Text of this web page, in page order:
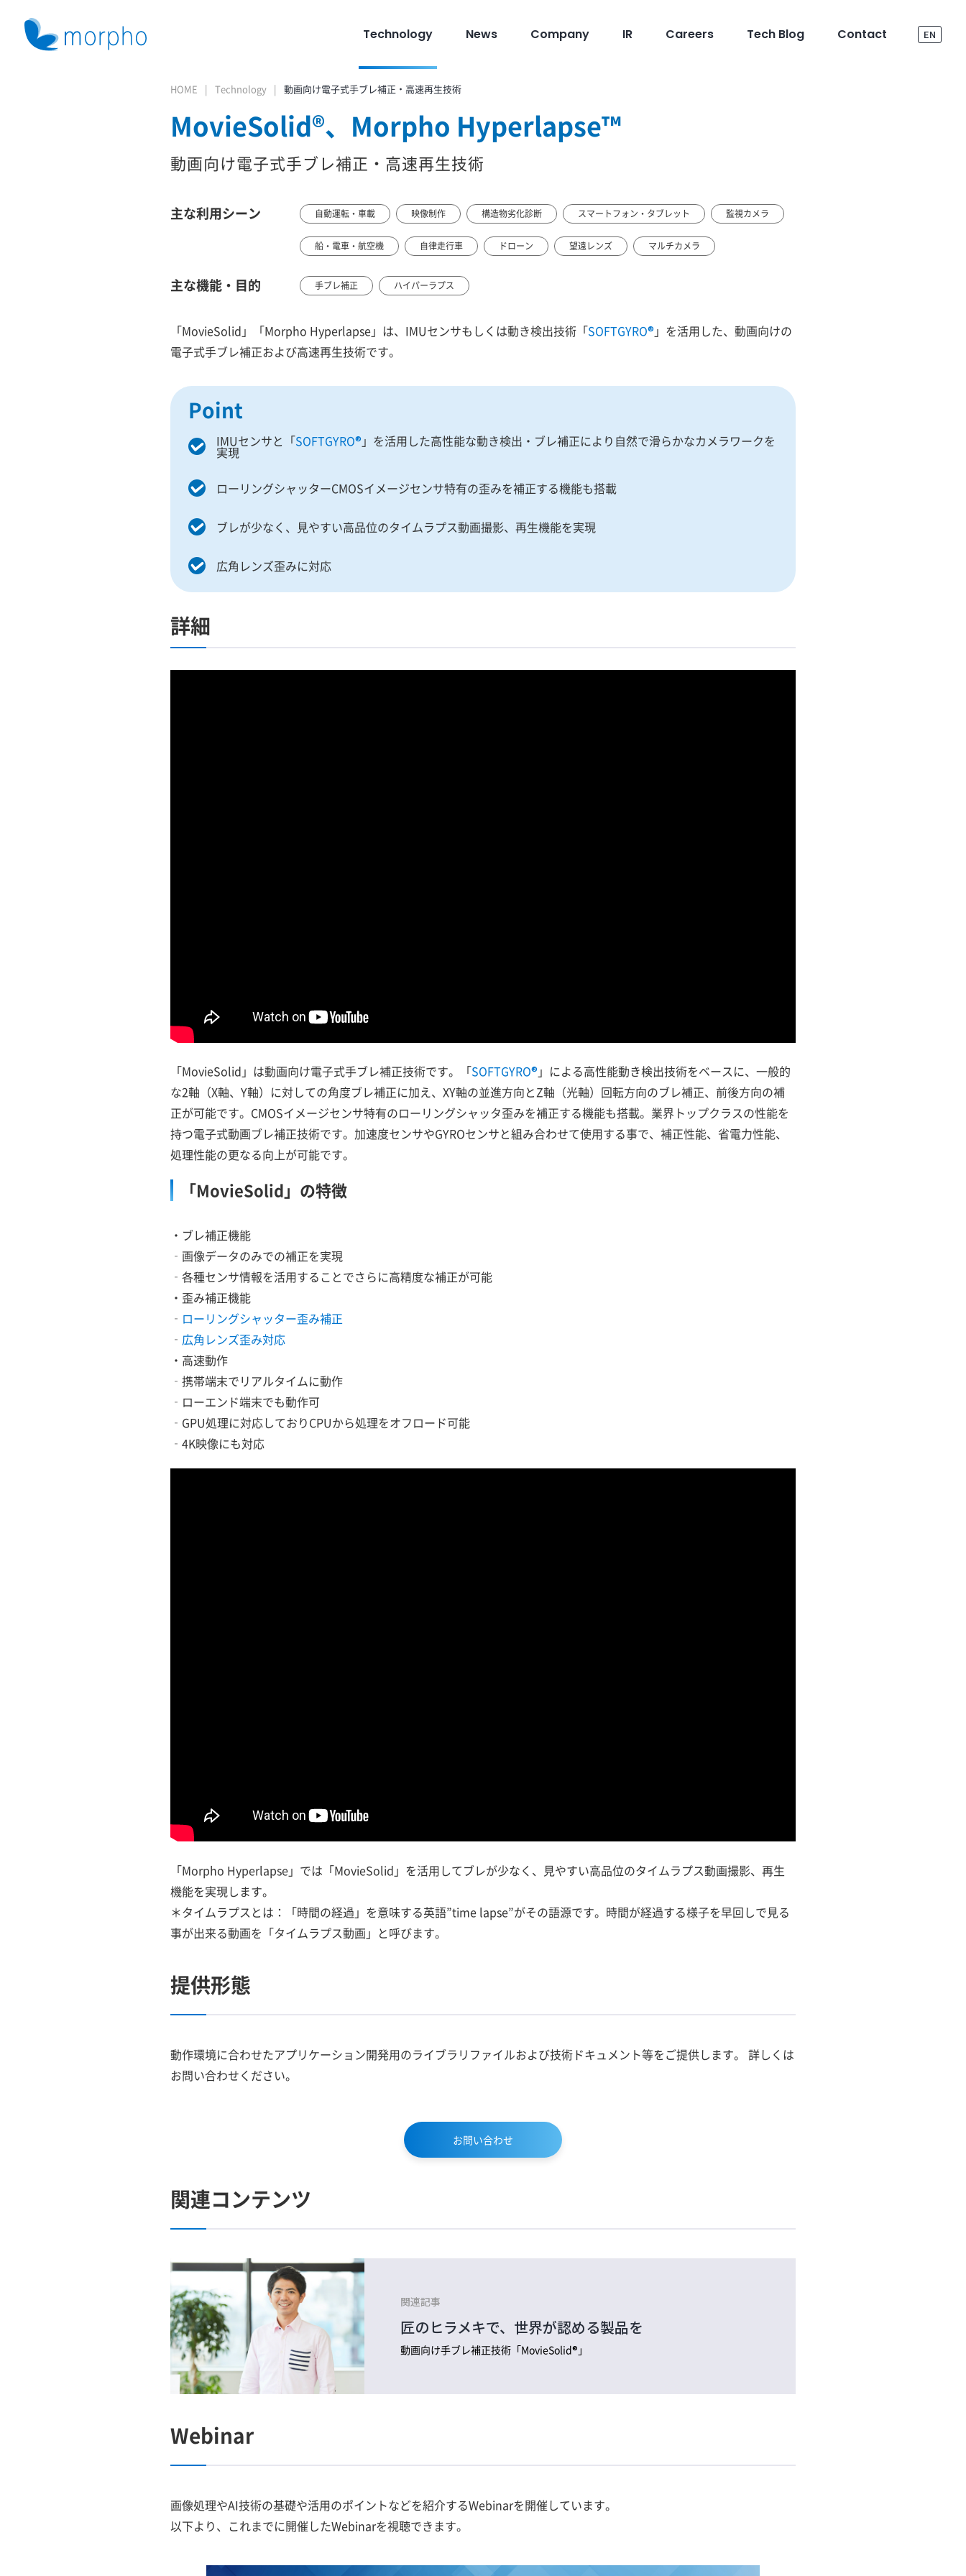
Technology News Company IR Careers Tech Blog Contact EN
HOME Technology 動画向け電子式手ブレ補正・高速再生技術
MovieSolid®、Morpho Hyperlapse™
動画向け電子式手ブレ補正・高速再生技術
主な利用シーン 自動運転・車載 映像制作 構造物劣化診断 スマートフォン・タブレット 監視カメラ
船・電車・航空機 自律走行車 ドローン 望遠レンズ マルチカメラ
主な機能・目的 手ブレ補正 ハイパーラプス
「MovieSolid」「Morpho Hyperlapse」は、IMUセンサもしくは動き検出技術「SOFTGYRO®」を活用した、動画向けの
電子式手ブレ補正および高速再生技術です。
Point
IMUセンサと「SOFTGYRO®」を活用した高性能な動き検出・ブレ補正により自然で滑らかなカメラワークを
実現
ローリングシャッターCMOSイメージセンサ特有の歪みを補正する機能も搭載
ブレが少なく、見やすい高品位のタイムラプス動画撮影、再生機能を実現
広角レンズ歪みに対応
詳細
「MovieSolid」は動画向け電子式手ブレ補正技術です。「SOFTGYRO®」による高性能動き検出技術をベースに、一般的
な2軸（X軸、Y軸）に対しての角度ブレ補正に加え、XY軸の並進方向とZ軸（光軸）回転方向のブレ補正、前後方向の補
正が可能です。CMOSイメージセンサ特有のローリングシャッタ歪みを補正する機能も搭載。業界トップクラスの性能を
持つ電子式動画ブレ補正技術です。加速度センサやGYROセンサと組み合わせて使用する事で、補正性能、省電力性能、
処理性能の更なる向上が可能です。
「MovieSolid」の特徴
・ブレ補正機能
‐画像データのみでの補正を実現
‐各種センサ情報を活用することでさらに高精度な補正が可能
・歪み補正機能
‐ ローリングシャッター歪み補正
‐ 広角レンズ歪み対応
・高速動作
‐携帯端末でリアルタイムに動作
‐ローエンド端末でも動作可
‐GPU処理に対応しておりCPUから処理をオフロード可能
‐4K映像にも対応
「Morpho Hyperlapse」では「MovieSolid」を活用してブレが少なく、見やすい高品位のタイムラプス動画撮影、再生
機能を実現します。
＊タイムラプスとは：「時間の経過」を意味する英語”time lapse”がその語源です。時間が経過する様子を早回しで見る
事が出来る動画を「タイムラプス動画」と呼びます。
提供形態
動作環境に合わせたアプリケーション開発用のライブラリファイルおよび技術ドキュメント等をご提供します。 詳しくは
お問い合わせください。
お問い合わせ
関連コンテンツ
関連記事
匠のヒラメキで、世界が認める製品を
動画向け手ブレ補正技術「MovieSolid®」
Webinar
画像処理やAI技術の基礎や活用のポイントなどを紹介するWebinarを開催しています。
以下より、これまでに開催したWebinarを視聴できます。